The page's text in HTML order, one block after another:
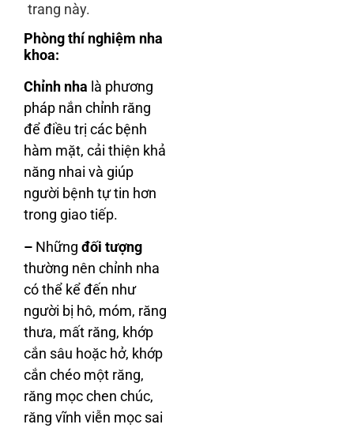
trang này.
Phòng thí nghiệm nha
khoa:
Chỉnh nha là phương
pháp nắn chỉnh răng
để điều trị các bệnh
hàm mặt, cải thiện khả
năng nhai và giúp
người bệnh tự tin hơn
trong giao tiếp.
– Những đối tượng
thường nên chỉnh nha
có thể kể đến như
người bị hô, móm, răng
thưa, mất răng, khớp
cắn sâu hoặc hở, khớp
cắn chéo một răng,
răng mọc chen chúc,
răng vĩnh viễn mọc sai